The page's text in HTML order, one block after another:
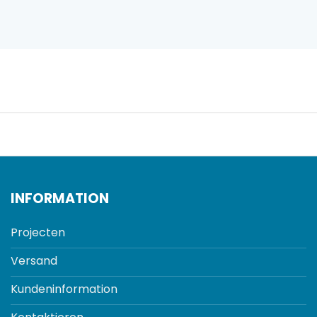
INFORMATION
Projecten
Versand
Kundeninformation